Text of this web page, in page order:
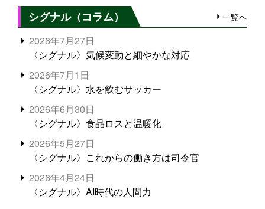
シグナル（コラム） 一覧へ
2026年7月27日
〈シグナル〉気候変動と細やかな対応
2026年7月1日
〈シグナル〉水を飲むサッカー
2026年6月30日
〈シグナル〉食品ロスと温暖化
2026年5月27日
〈シグナル〉これからの働き方は司令官
2026年4月24日
〈シグナル〉AI時代の人間力